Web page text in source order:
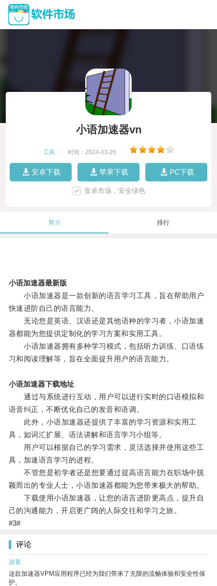
小语加速器vn
工具 时间：2024-03-26
安卓下载 苹果下载 PC下载
安卓市场，安全绿色
简介 排行
小语加速器最新版
小语加速器是一款创新的语言学习工具，旨在帮助用户
快速进阶自己的语言能力。
无论您是英语、汉语还是其他语种的学习者，小语加速
器都能为您提供定制化的学习方案和实用工具。
小语加速器拥有多种学习模式，包括听力训练、口语练
习和阅读理解等，旨在全面提升用户的语言能力。
小语加速器下载地址
通过与系统进行互动，用户可以进行实时的口语模拟和
语音纠正，不断优化自己的发音和语调。
此外，小语加速器还提供了丰富的学习资源和实用工
具，如词汇扩展、语法讲解和语言学习小组等。
用户可以根据自己的学习需求，灵活选择并使用这些工
具，加速语言学习的进程。
不管您是初学者还是想要通过提高语言能力在职场中脱
颖而出的专业人士，小语加速器都能为您带来极大的帮助。
下载使用小语加速器，让您的语言进阶更高点，提升自
己的沟通能力，开启更广阔的人际交往和学习之旅。
#3#
评论
游客
这款加速器VPM应用程序已经为我们带来了无限的流畅体验和安全性保
护。